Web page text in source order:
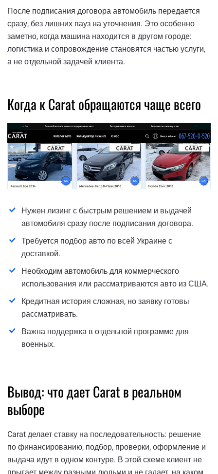
После подписания договора автомобиль передается
сразу, без лишних пауз на уточнения. Это особенно
заметно, когда машина находится в другом городе:
логистика и сопровождение становятся частью услуги,
а не отдельной задачей клиента.
Когда к Carat обращаются чаще всего
Нужен лизинг с быстрым решением и выдачей
автомобиля сразу после подписания договора.
Требуется подбор авто по всей Украине с
доставкой.
Необходим автомобиль для коммерческого
использования или рассматриваются авто из США.
Кредитная история сложная, но заявку готовы
рассматривать.
Важна поддержка в отдельной программе для
военных.
Вывод: что дает Carat в реальном
выборе
Carat делает ставку на последовательность: решение
по финансированию, подбор, проверки, оформление и
выдача идут в одном контуре. В этой схеме клиент не